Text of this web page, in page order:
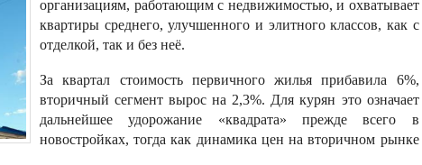
организациям, работающим с недвижимостью, и охватывает
квартиры среднего, улучшенного и элитного классов, как с
отделкой, так и без неё.
За квартал стоимость первичного жилья прибавила 6%,
вторичный сегмент вырос на 2,3%. Для курян это означает
дальнейшее удорожание «квадрата» прежде всего в
новостройках, тогда как динамика цен на вторичном рынке